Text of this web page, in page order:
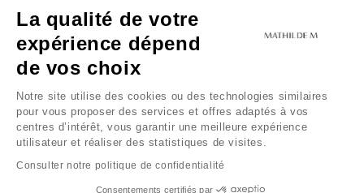
La qualité de votre
expérience dépend
de vos choix
Notre site utilise des cookies ou des technologies similaires
pour vous proposer des services et offres adaptés à vos
centres d’intérêt, vous garantir une meilleure expérience
utilisateur et réaliser des statistiques de visites.
Consulter notre politique de confidentialité
Consentements certifiés par
384 reseñas
Boletín informativo
Al continuar, acepta los términos y condiciones y la
première commande
Recevoir mon code
première commande
Recibir mi código